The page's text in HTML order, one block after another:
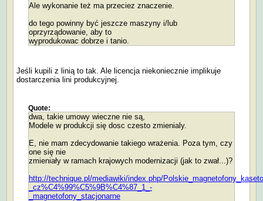
Ale wykonanie też ma przeciez znaczenie.
do tego powinny być jeszcze maszyny i/lub
oprzyrządowanie, aby to
wyprodukowac dobrze i tanio.
Jeśli kupili z linią to tak. Ale licencja niekoniecznie implikuje
dostarczenia lini produkcyjnej.
Quote:
dwa, takie umowy wieczne nie są,
Modele w produkcji się dosc czesto zmienialy.
E, nie mam zdecydowanie takiego wrażenia. Poza tym, czy
one się nie
zmieniały w ramach krajowych modernizacji (jak to zwał...)?
http://technique.pl/mediawiki/index.php/
_cz%C4%99%C5%9B%C4%87_1_-
_magnetofony_stacjonarne